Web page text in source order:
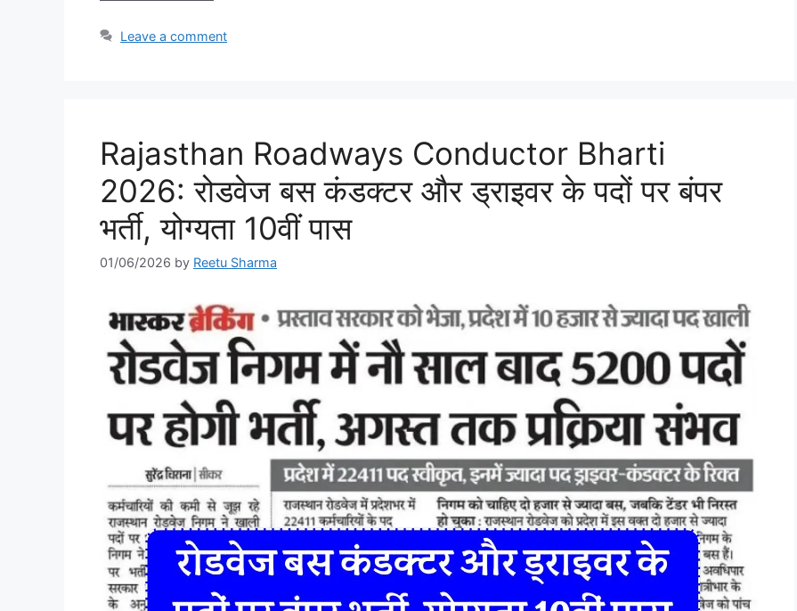
Leave a comment
Rajasthan Roadways Conductor Bharti
2026: रोडवेज बस कंडक्टर और ड्राइवर के पदों पर बंपर
भर्ती, योग्यता 10वीं पास
01/06/2026 by Reetu Sharma